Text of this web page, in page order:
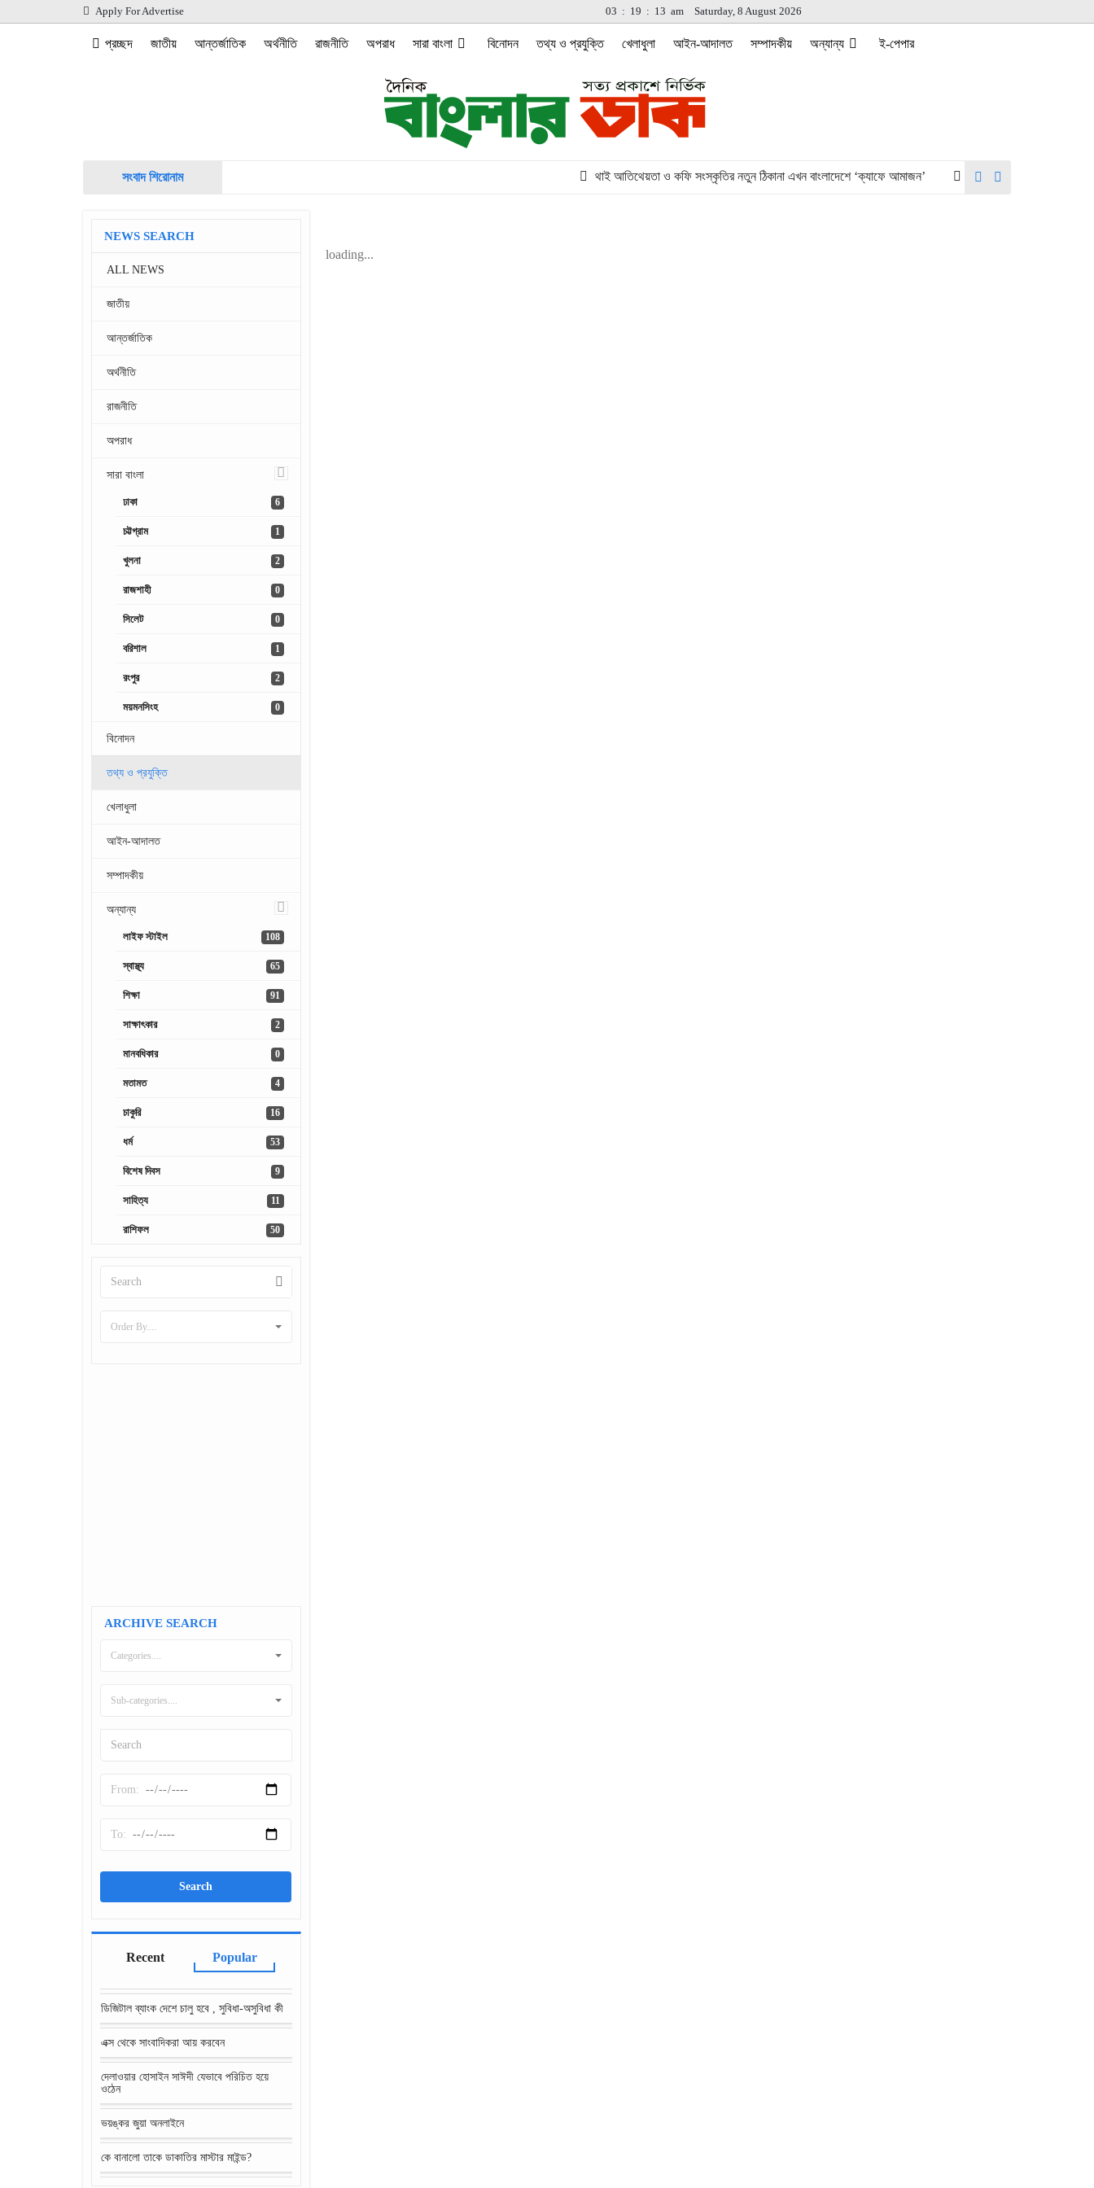
Apply For Advertise 03 : 19 : 14 am Saturday, 8 August 2026
প্রচ্ছদ জাতীয় আন্তর্জাতিক অর্থনীতি রাজনীতি অপরাধ সারা বাংলা বিনোদন তথ্য ও প্রযুক্তি খেলাধুলা আইন-আদালত সম্পাদকীয় অন্যান্য ই-পেপার
সংবাদ শিরোনাম থাই আতিথেয়তা ও কফি সংস্কৃতির নতুন ঠিকানা এখন বাংলাদেশে ‘ক্যাফে আমাজন’ গণভোটের রায় ও জুলাই সনদ দ্রুত
NEWS SEARCH
ALL NEWS
জাতীয়
আন্তর্জাতিক
অর্থনীতি
রাজনীতি
অপরাধ
সারা বাংলা
ঢাকা 6
চট্টগ্রাম 1
খুলনা 2
রাজশাহী 0
সিলেট 0
বরিশাল 1
রংপুর 2
ময়মনসিংহ 0
বিনোদন
তথ্য ও প্রযুক্তি
খেলাধুলা
আইন-আদালত
সম্পাদকীয়
অন্যান্য
লাইফ স্টাইল 108
স্বাস্থ্য 65
শিক্ষা 91
সাক্ষাৎকার 2
মানবধিকার 0
মতামত 4
চাকুরি 16
ধর্ম 53
বিশেষ দিবস 9
সাহিত্য 11
রাশিফল 50
Order By....
ARCHIVE SEARCH
Categories....
Sub-categories....
Recent Popular
ডিজিটাল ব্যাংক দেশে চালু হবে , সুবিধা-অসুবিধা কী
এক্স থেকে সাংবাদিকরা আয় করবেন
দেলাওয়ার হোসাইন সাঈদী যেভাবে পরিচিত হয়ে
ওঠেন
ভয়ঙ্কর জুয়া অনলাইনে
কে বানালো তাকে ডাকাতির মাস্টার মাইন্ড?
loading...